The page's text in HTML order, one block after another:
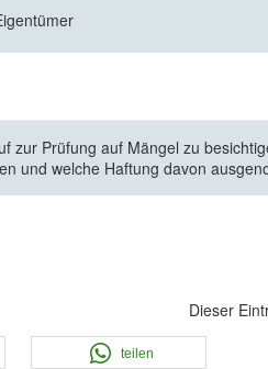
zur Prüfung auf Mängel zu
und welche Haftung davon
Dieser
teilen